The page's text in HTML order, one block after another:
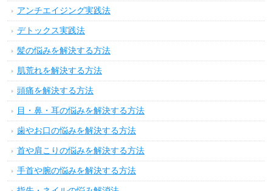
貧血と鉄分不足を一緒に補える3つの飲み物
玉ねぎの食べ過ぎが原因で起こる体の不調と改善す
るための方法7つ
耳が聞こえにくいときに考えられる6つの病気の原因
と対処法
カテゴリー